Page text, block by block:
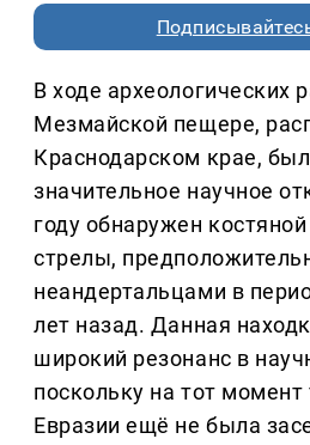
В ходе археологических
Мезмайской пещере,
Краснодарском крае,
значительное научное
году обнаружен
стрелы,
неандертальцами в
лет назад. Данная
широкий резонанс в
поскольку на тот момент
Евразии ещё не была